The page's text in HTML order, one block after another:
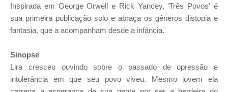
Inspirada em George Orwell e Rick Yancey, 'Três Povos' é
sua primeira publicação solo e abraça os gêneros distopia e
fantasia, que a acompanham desde a infância.
Sinopse
Lira cresceu ouvindo sobre o passado de opressão e
intolerância em que seu povo viveu. Mesmo jovem ela